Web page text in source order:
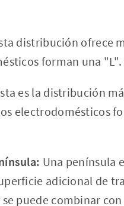
distribución ofrece
forman una
es la distribución
electrodomésticos
Una península
adicional de
puede combinar